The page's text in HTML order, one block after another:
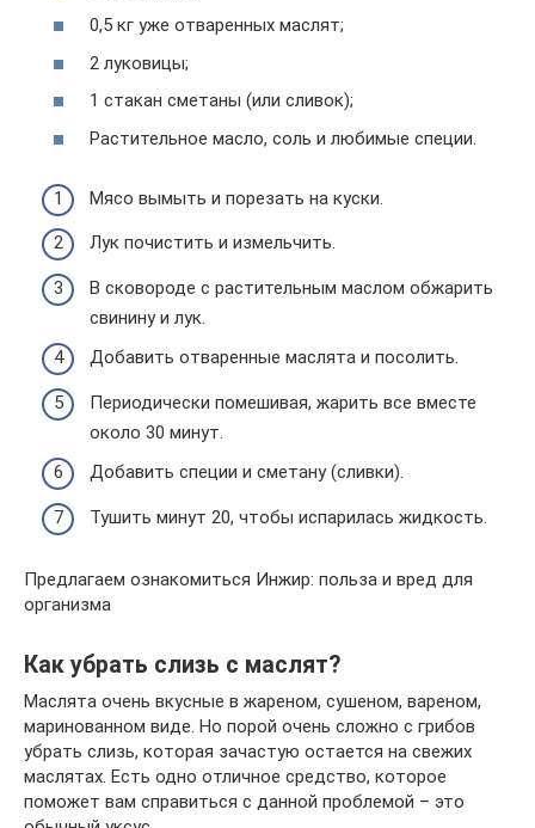
0,5 кг уже отваренных маслят;
2 луковицы;
1 стакан сметаны (или сливок);
Растительное масло, соль и любимые специи.
Мясо вымыть и порезать на куски.
Лук почистить и измельчить.
В сковороде с растительным маслом обжарить
свинину и лук.
Добавить отваренные маслята и посолить.
Периодически помешивая, жарить все вместе
около 30 минут.
Добавить специи и сметану (сливки).
Тушить минут 20, чтобы испарилась жидкость.
Предлагаем ознакомиться Инжир: польза и вред для
организма
Как убрать слизь с маслят?
Маслята очень вкусные в жареном, сушеном, вареном,
маринованном виде. Но порой очень сложно с грибов
убрать слизь, которая зачастую остается на свежих
маслятах. Есть одно отличное средство, которое
поможет вам справиться с данной проблемой – это